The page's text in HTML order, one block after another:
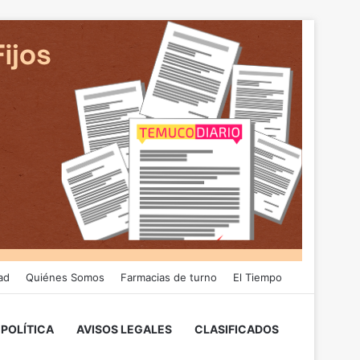
Quiénes Somos Farmacias de turno El Tiempo
POLÍTICA AVISOS LEGALES CLASIFICADOS